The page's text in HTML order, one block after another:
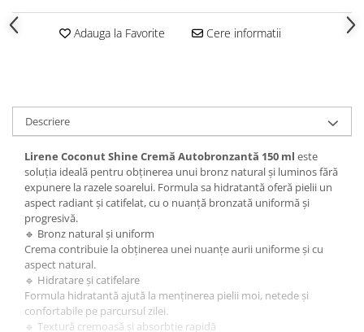
Aparate de Ras
Pentru Barbati
Pentru Femei
Uz Sanitar
Adauga la Favorite Cere informatii
Descriere
Lirene Coconut Shine Cremă Autobronzantă 150 ml este
soluția ideală pentru obținerea unui bronz natural și luminos fără
expunere la razele soarelui. Formula sa hidratantă oferă pielii un
aspect radiant și catifelat, cu o nuanță bronzată uniformă și
progresivă.
🔹 Bronz natural și uniform
Crema contribuie la obținerea unei nuanțe aurii uniforme și cu
aspect natural.
🔹 Hidratare și catifelare
Formula hidratantă ajută la menținerea pielii moi, netede și
confortabile pe parcursul zilei.
🔹 Textură cremoasă și absorbție rapidă